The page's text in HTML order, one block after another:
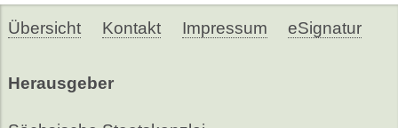
Übersicht Kontakt Impressum eSignatur
Herausgeber